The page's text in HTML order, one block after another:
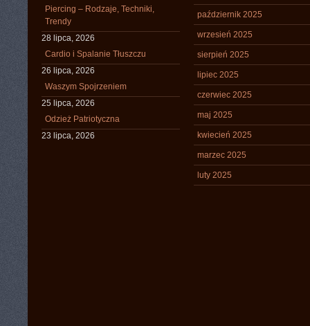
Piercing – Rodzaje, Techniki,
Trendy
28 lipca, 2026
Cardio i Spalanie Tłuszczu
26 lipca, 2026
Waszym Spojrzeniem
25 lipca, 2026
Odzież Patriotyczna
23 lipca, 2026
październik 2025
wrzesień 2025
sierpień 2025
lipiec 2025
czerwiec 2025
maj 2025
kwiecień 2025
marzec 2025
luty 2025